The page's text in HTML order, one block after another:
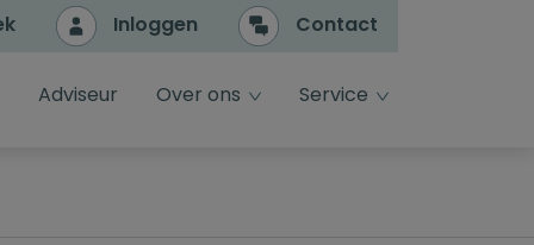
Inloggen Contact
Adviseur Over ons dropdown toggle
Service dropdown toggle